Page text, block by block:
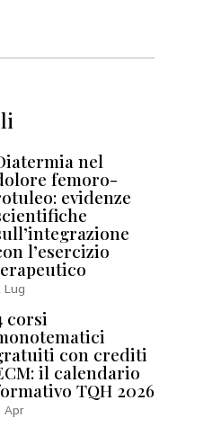
nel
femoro-
evidenze
l’esercizio
Lug
corsi
con crediti
il calendario
TQH 2026
Apr